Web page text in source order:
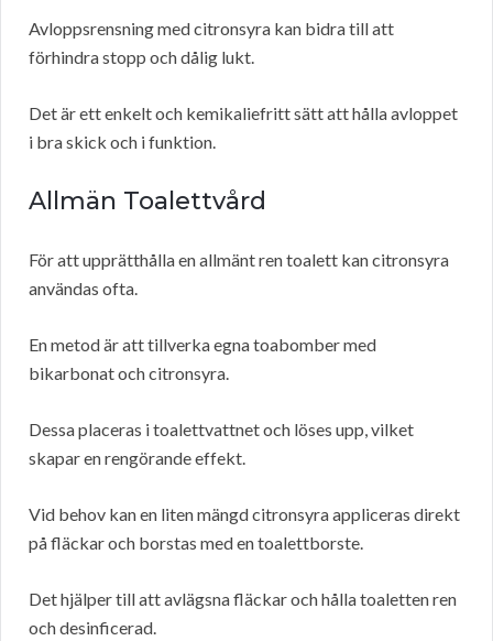
Avloppsrensning med citronsyra kan bidra till att
förhindra stopp och dålig lukt.
Det är ett enkelt och kemikaliefritt sätt att hålla avloppet
i bra skick och i funktion.
Allmän Toalettvård
För att upprätthålla en allmänt ren toalett kan citronsyra
användas ofta.
En metod är att tillverka egna toabomber med
bikarbonat och citronsyra.
Dessa placeras i toalettvattnet och löses upp, vilket
skapar en rengörande effekt.
Vid behov kan en liten mängd citronsyra appliceras direkt
på fläckar och borstas med en toalettborste.
Det hjälper till att avlägsna fläckar och hålla toaletten ren
och desinficerad.